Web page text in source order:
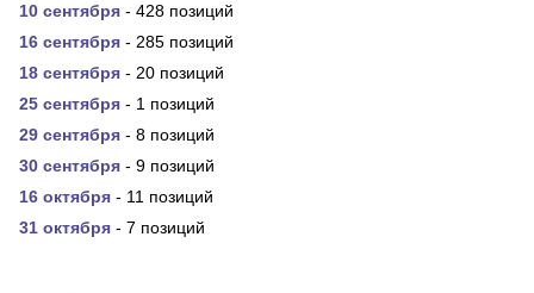
10 сентября - 428 позиций
16 сентября - 285 позиций
18 сентября - 20 позиций
25 сентября - 1 позиций
29 сентября - 8 позиций
30 сентября - 9 позиций
16 октября - 11 позиций
31 октября - 7 позиций